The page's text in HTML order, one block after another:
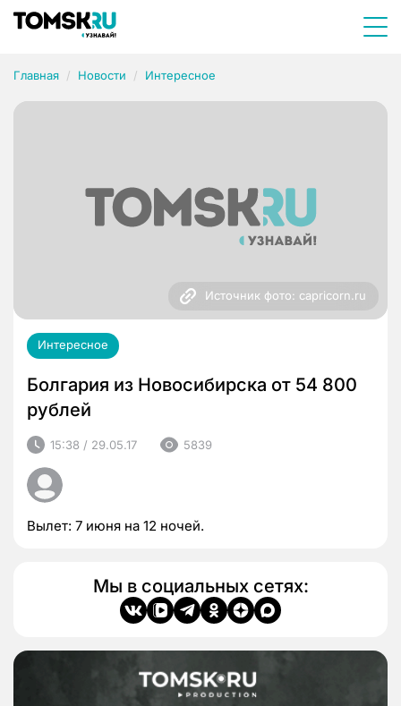
Главная Новости Интересное
Источник фото: capricorn.ru
Интересное
Болгария из Новосибирска от 54 800
рублей
15:38 / 29.05.17 5839
Вылет: 7 июня на 12 ночей.
Мы в социальных сетях: